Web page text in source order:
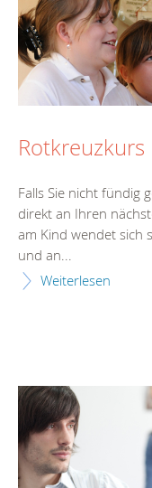
Rotkreuzkurs
Falls Sie nicht fündig
direkt an Ihren
am Kind wendet sich
und an...
Weiterlesen